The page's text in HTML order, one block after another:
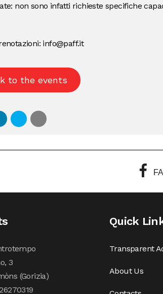
non sono infatti richieste specifiche
info@paff.it
to the events
3
(Gorizia)
Quick
Transparent
About Us